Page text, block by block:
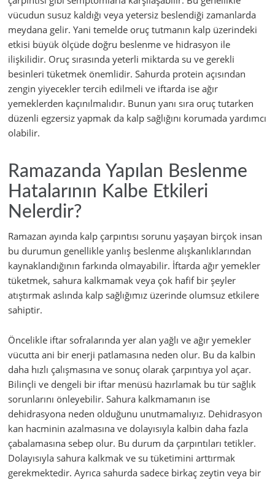
vücudun susuz kaldığı veya yetersiz beslendiği zamanlarda
meydana gelir. Yani temelde oruç tutmanın kalp üzerindeki
etkisi büyük ölçüde doğru beslenme ve hidrasyon ile
ilişkilidir. Oruç sırasında yeterli miktarda su ve gerekli
besinleri tüketmek önemlidir. Sahurda protein açısından
zengin yiyecekler tercih edilmeli ve iftarda ise ağır
yemeklerden kaçınılmalıdır. Bunun yanı sıra oruç tutarken
düzenli egzersiz yapmak da kalp sağlığını korumada yardımcı
olabilir.
Ramazanda Yapılan Beslenme
Hatalarının Kalbe Etkileri
Nelerdir?
Ramazan ayında kalp çarpıntısı sorunu yaşayan birçok insan
bu durumun genellikle yanlış beslenme alışkanlıklarından
kaynaklandığının farkında olmayabilir. İftarda ağır yemekler
tüketmek, sahura kalkmamak veya çok hafif bir şeyler
atıştırmak aslında kalp sağlığımız üzerinde olumsuz etkilere
sahiptir.
Öncelikle iftar sofralarında yer alan yağlı ve ağır yemekler
vücutta ani bir enerji patlamasına neden olur. Bu da kalbin
daha hızlı çalışmasına ve sonuç olarak çarpıntıya yol açar.
Bilinçli ve dengeli bir iftar menüsü hazırlamak bu tür sağlık
sorunlarını önleyebilir. Sahura kalkmamanın ise
dehidrasyona neden olduğunu unutmamalıyız. Dehidrasyon
kan hacminin azalmasına ve dolayısıyla kalbin daha fazla
çabalamasına sebep olur. Bu durum da çarpıntıları tetikler.
Dolayısıyla sahura kalkmak ve su tüketimini arttırmak
gerekmektedir. Ayrıca sahurda sadece birkaç zeytin veya bir